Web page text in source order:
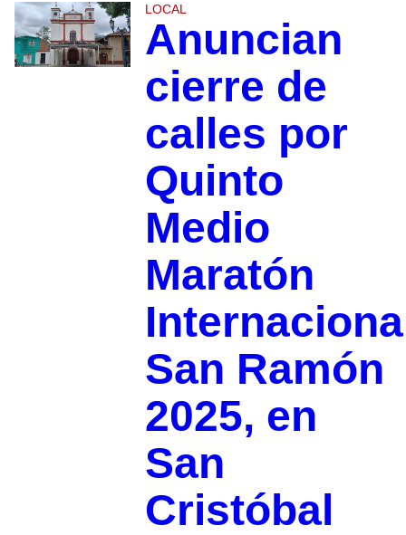
LOCAL
Anuncian
cierre de
calles por
Quinto
Medio
Maratón
San Ramón
2025, en
San
Cristóbal